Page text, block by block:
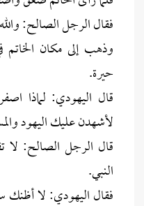
فقال الرجل الصالح:
وذهب إلى مكان الخاتم
حيرة.
قال اليهودي: لماذا
لأشهدن عليك اليهود
قال الرجل الصالح: لا
النبي.
فقال اليهودي: لا أظنك